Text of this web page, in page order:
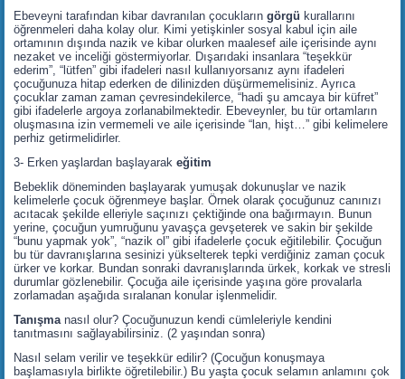
Ebeveyni tarafından kibar davranılan çocuklarıngörgü kurallarını
öğrenmeleri daha kolay olur. Kimi yetişkinler sosyal kabul için aile
ortamının dışında nazik ve kibar olurken maalesef aile içerisinde aynı
nezaket ve inceliği göstermiyorlar. Dışarıdaki insanlara “teşekkür
ederim”, “lütfen” gibi ifadeleri nasıl kullanıyorsanız aynı ifadeleri
çocuğunuza hitap ederken de dilinizden düşürmemelisiniz. Ayrıca
çocuklar zaman zaman çevresindekilerce, “hadi şu amcaya bir küfret”
gibi ifadelerle argoya zorlanabilmektedir. Ebeveynler, bu tür ortamların
oluşmasına izin vermemeli ve aile içerisinde “lan, hişt…” gibi kelimelere
perhiz getirmelidirler.
3- Erken yaşlardan başlayarakeğitim
Bebeklik döneminden başlayarak yumuşak dokunuşlar ve nazik
kelimelerle çocuk öğrenmeye başlar. Örnek olarak çocuğunuz canınızı
acıtacak şekilde elleriyle saçınızı çektiğinde ona bağırmayın. Bunun
yerine, çocuğun yumruğunu yavaşça gevşeterek ve sakin bir şekilde
“bunu yapmak yok”, “nazik ol” gibi ifadelerle çocuk eğitilebilir. Çocuğun
bu tür davranışlarına sesinizi yükselterek tepki verdiğiniz zaman çocuk
ürker ve korkar. Bundan sonraki davranışlarında ürkek, korkak ve stresli
durumlar gözlenebilir. Çocuğa aile içerisinde yaşına göre provalarla
zorlamadan aşağıda sıralanan konular işlenmelidir.
Tanışmanasıl olur? Çocuğunuzun kendi cümleleriyle kendini
tanıtmasını sağlayabilirsiniz. (2 yaşından sonra)
Nasıl selam verilir ve teşekkür edilir? (Çocuğun konuşmaya
başlamasıyla birlikte öğretilebilir.) Bu yaşta çocuk selamın anlamını çok